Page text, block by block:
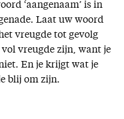
‘aangenaam’ is in
Laat uw woord
vreugde tot gevolg
vreugde zijn, want je
En je krijgt wat je
blij om zijn.